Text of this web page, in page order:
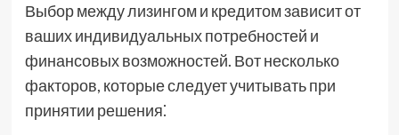
Выбор между лизингом и кредитом зависит от
ваших индивидуальных потребностей и
финансовых возможностей. Вот несколько
факторов, которые следует учитывать при
принятии решения⁚